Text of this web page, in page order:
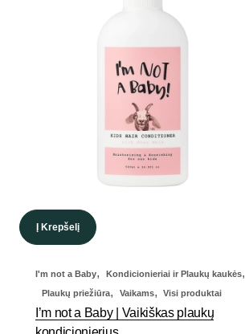
Į Krepšelį
I'm not a Baby, Kondicionieriai ir Plaukų kaukės,
Plaukų priežiūra, Vaikams, Visi produktai
I’m not a Baby | Vaikiškas plaukų